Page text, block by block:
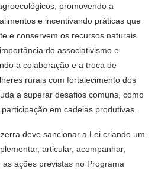
promovendo a
e incentivando práticas que
e conservem os recursos naturais.
do associativismo e
a colaboração e a troca de
rurais com fortalecimento dos
a superar desafios comuns, como
em cadeias produtivas.
deve sancionar a Lei criando um
articular, acompanhar,
ações previstas no Programa